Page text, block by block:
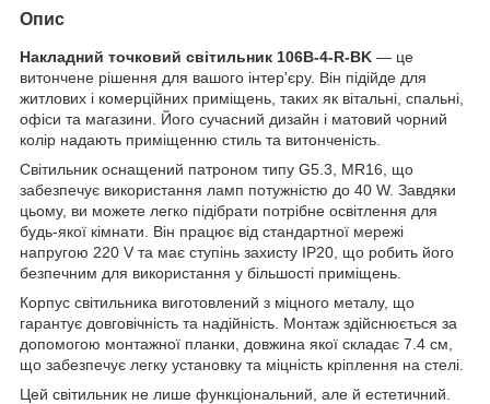
Опис
Накладний точковий світильник 106B-4-R-BK — це
витончене рішення для вашого інтер'єру. Він підійде для
житлових і комерційних приміщень, таких як вітальні, спальні,
офіси та магазини. Його сучасний дизайн і матовий чорний
колір надають приміщенню стиль та витонченість.
Світильник оснащений патроном типу G5.3, MR16, що
забезпечує використання ламп потужністю до 40 W. Завдяки
цьому, ви можете легко підібрати потрібне освітлення для
будь-якої кімнати. Він працює від стандартної мережі
напругою 220 V та має ступінь захисту IP20, що робить його
безпечним для використання у більшості приміщень.
Корпус світильника виготовлений з міцного металу, що
гарантує довговічність та надійність. Монтаж здійснюється за
допомогою монтажної планки, довжина якої складає 7.4 см,
що забезпечує легку установку та міцність кріплення на стелі.
Цей світильник не лише функціональний, але й естетичний.